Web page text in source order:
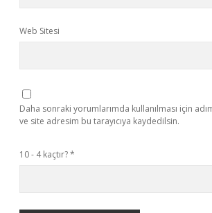
Web Sitesi
Daha sonraki yorumlarımda kullanılması için
ve site adresim bu tarayıcıya kaydedilsin.
10 - 4 kaçtır?*